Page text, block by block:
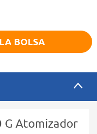
BOLSA
G Atomizador